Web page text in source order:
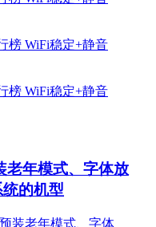
老年模式、字体放
的机型